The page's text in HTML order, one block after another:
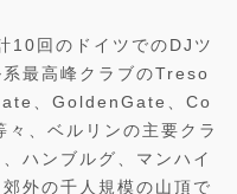
10回のドイツでのDJツ
最高峰クラブのTreso
、GoldenGate、Co
、ベルリンの主要クラ
ハンブルグ、マンハイ
外の千人規模の山頂で